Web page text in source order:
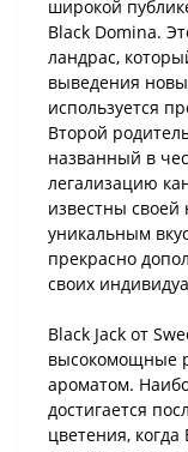
широкой
Black Domina.
ландрас,
выведения
используется
Второй
названный в
легализацию
известны
уникальным
прекрасно
своих
Black Jack от
высокомощные
ароматом.
достигается
цветения, когда